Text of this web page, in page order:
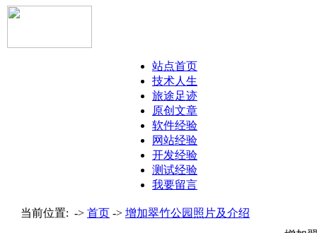
站点首页
技术人生
旅途足迹
原创文章
软件经验
网站经验
开发经验
测试经验
我要留言
当前位置: -> 首页 -> 增加翠竹公园照片及介绍